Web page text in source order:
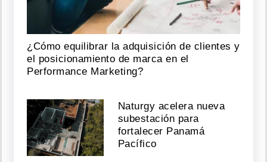
¿Cómo equilibrar la adquisición de clientes y
el posicionamiento de marca en el
Performance Marketing?
Naturgy acelera nueva
subestación para
fortalecer Panamá
Pacífico